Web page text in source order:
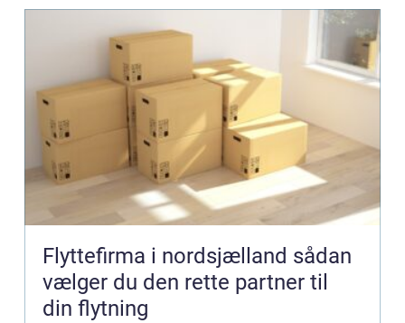
Flyttefirma i nordsjælland sådan
vælger du den rette partner til
din flytning